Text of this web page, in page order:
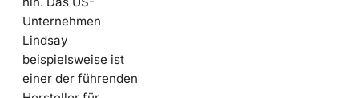
Unternehmen
Lindsay
beispielsweise ist
einer der führenden